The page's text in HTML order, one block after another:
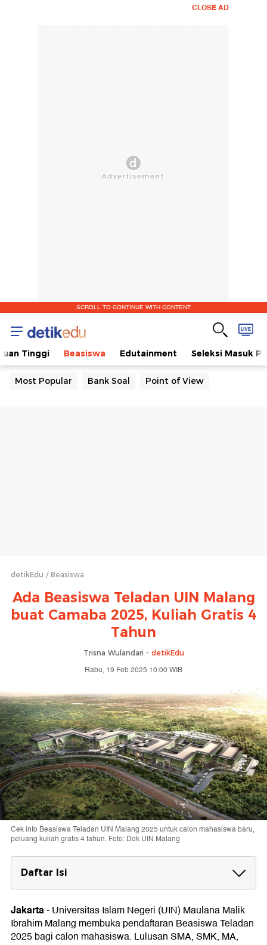
CLOSE AD
SCROLL TO CONTINUE WITH CONTENT
Tinggi Beasiswa Edutainment Seleksi Masuk PT
Most Popular Bank Soal Point of View
detikEdu Beasiswa
Ada Beasiswa Teladan UIN Malang
buat Camaba 2025, Kuliah Gratis 4
Tahun
Trisna Wulandari - detikEdu
Rabu, 19 Feb 2025 10:00 WIB
Cek info Beasiswa Teladan UIN Malang 2025 untuk calon mahasiswa baru,
peluang kuliah gratis 4 tahun. Foto: Dok UIN Malang
Daftar Isi
Beasiswa Teladan UIN Malang 2025
Larangan Penerima Beasiswa
Syarat Pendaftaran
Syarat Pilihan Prodi dan Kompetensi
Cara Daftar
Jakarta-Universitas Islam Negeri (UIN) Maulana Malik
Ibrahim Malang membuka pendaftaran Beasiswa Teladan
2025 bagi calon mahasiswa. Lulusan SMA, SMK, MA,